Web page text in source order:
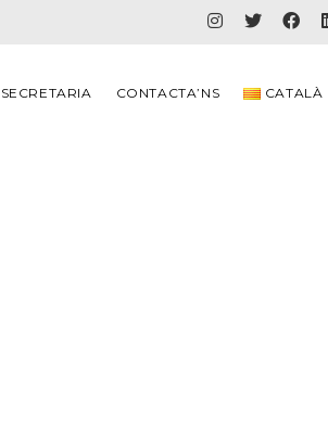
SECRETARIA CONTACTA’NS CATALÀ